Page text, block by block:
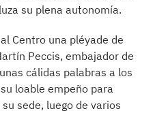
su plena autonomía.
Centro una pléyade de
Peccis, embajador de
cálidas palabras a los
loable empeño para
sede, luego de varios